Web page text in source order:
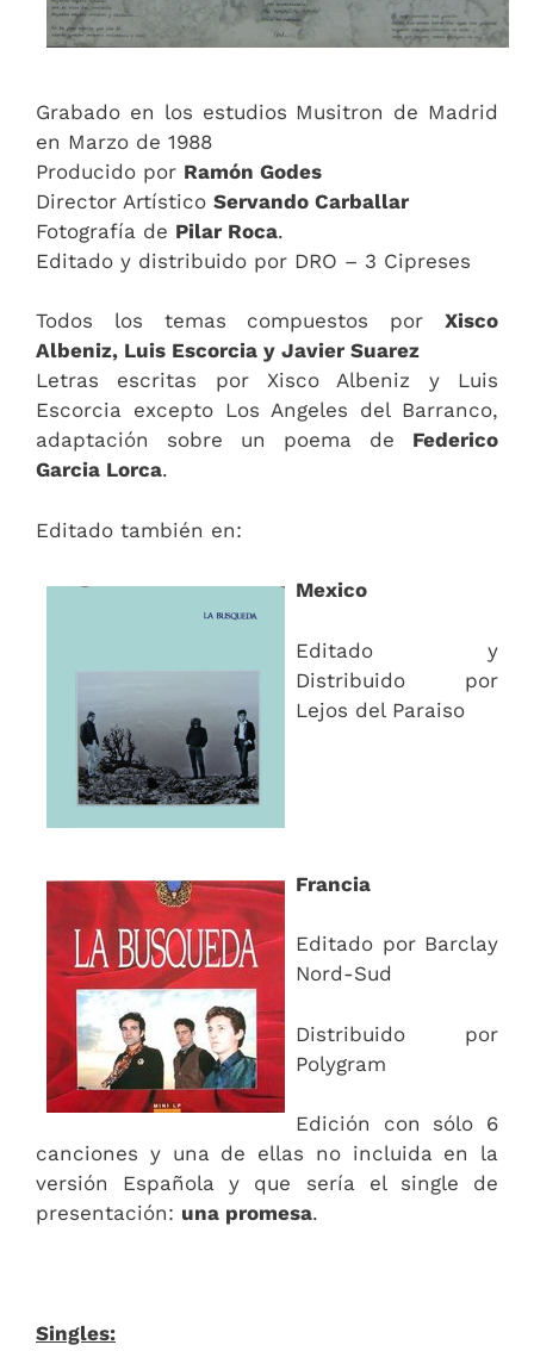
Grabado en los estudios Musitron de Madrid
en Marzo de 1988
Producido por Ramón Godes
Director Artístico Servando Carballar
Fotografía de Pilar Roca.
Editado y distribuido por DRO – 3 Cipreses
Todos los temas compuestos por Xisco
Albeniz, Luis Escorcia y Javier Suarez
Letras escritas por Xisco Albeniz y Luis
Escorcia excepto Los Angeles del Barranco,
adaptación sobre un poema de Federico
Garcia Lorca.
Editado también en:
Mexico
Editado y
Distribuido por
Lejos del Paraiso
Francia
Editado por Barclay
Nord-Sud
Distribuido por
Polygram
Edición con sólo 6
canciones y una de ellas no incluida en la
versión Española y que sería el single de
presentación: una promesa.
Singles: